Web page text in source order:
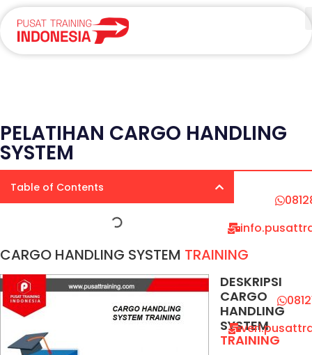
PELATIHAN CARGO HANDLING
SYSTEM
Table of Contents
CARGO HANDLING SYSTEM TRAINING
DESKRIPSI
CARGO
HANDLING
SYSTEM
TRAINING